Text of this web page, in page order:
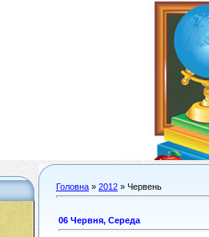
Головна » 2012 » Червень
06 Червня, Середа